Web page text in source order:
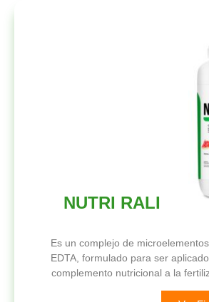
NUTRI RALI
Es un complejo de
EDTA, formulado para ser
complemento nutricional a la